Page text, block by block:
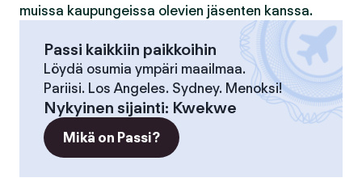
muissa kaupungeissa olevien jäsenten kanssa.
Passi kaikkiin paikkoihin
Löydä osumia ympäri maailmaa.
Pariisi. Los Angeles. Sydney. Menoksi!
Nykyinen sijainti: Kwekwe
Mikä on Passi?